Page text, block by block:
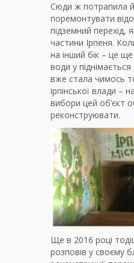
Сюди ж потрапила й
поремонтувати
підземний перехід,
частини Ірпеня.
на інший бік – це
води у
вже стала чимось
ірпінської влади –
вибори цей об’єкт
реконструювати.
Ще в 2016 році
розповів у своєму